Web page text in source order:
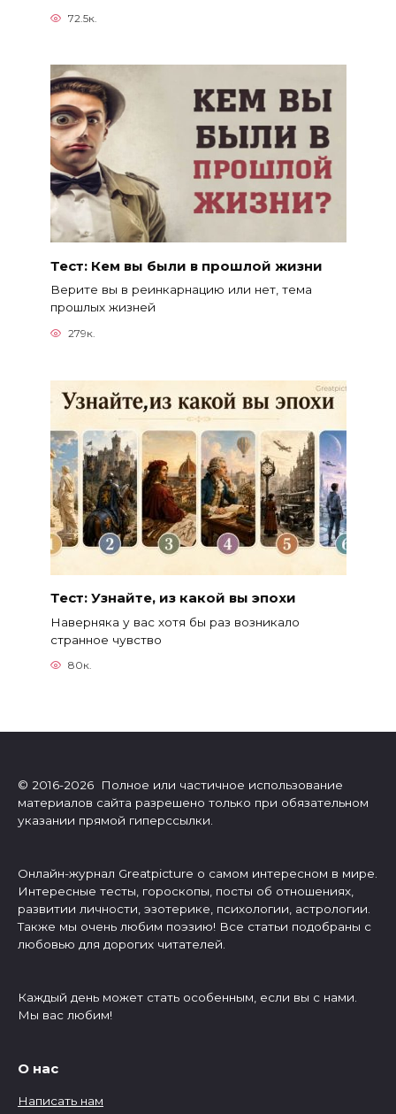
72.5к.
Тест: Кем вы были в прошлой жизни
Верите вы в реинкарнацию или нет, тема
прошлых жизней
279к.
Тест: Узнайте, из какой вы эпохи
Наверняка у вас хотя бы раз возникало
странное чувство
80к.
© 2016-2026 Полное или частичное использование
материалов сайта разрешено только при обязательном
указании прямой гиперссылки.
Онлайн-журнал Greatpicture о самом интересном в мире.
Интересные тесты, гороскопы, посты об отношениях,
развитии личности, эзотерике, психологии, астрологии.
Также мы очень любим поэзию! Все статьи подобраны с
любовью для дорогих читателей.
Каждый день может стать особенным, если вы с нами.
Мы вас любим!
О нас
Написать нам